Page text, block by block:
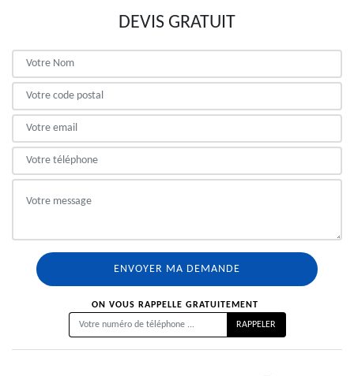
DEVIS GRATUIT
ON VOUS RAPPELLE GRATUITEMENT